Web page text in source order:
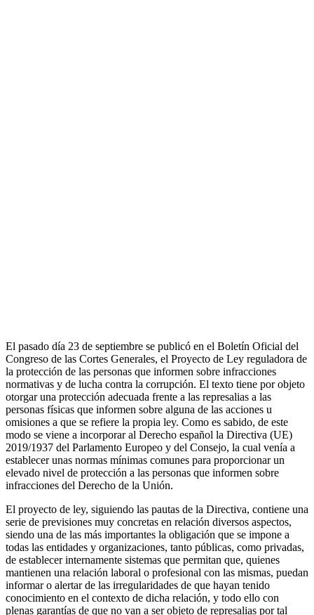
El pasado día 23 de septiembre se publicó en el Boletín Oficial del
Congreso de las Cortes Generales, el Proyecto de Ley reguladora de
la protección de las personas que informen sobre infracciones
normativas y de lucha contra la corrupción. El texto tiene por objeto
otorgar una protección adecuada frente a las represalias a las
personas físicas que informen sobre alguna de las acciones u
omisiones a que se refiere la propia ley. Como es sabido, de este
modo se viene a incorporar al Derecho español la Directiva (UE)
2019/1937 del Parlamento Europeo y del Consejo, la cual venía a
establecer unas normas mínimas comunes para proporcionar un
elevado nivel de protección a las personas que informen sobre
infracciones del Derecho de la Unión.
El proyecto de ley, siguiendo las pautas de la Directiva, contiene una
serie de previsiones muy concretas en relación diversos aspectos,
siendo una de las más importantes la obligación que se impone a
todas las entidades y organizaciones, tanto públicas, como privadas,
de establecer internamente sistemas que permitan que, quienes
mantienen una relación laboral o profesional con las mismas, puedan
informar o alertar de las irregularidades de que hayan tenido
conocimiento en el contexto de dicha relación, y todo ello con
plenas garantías de que no van a ser objeto de represalias por tal